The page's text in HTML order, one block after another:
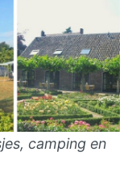
camping en